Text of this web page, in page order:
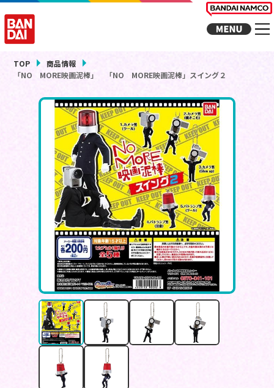
TOP
商品情報
「NO MORE映画泥棒」 「NO MORE映画泥棒」スイング２